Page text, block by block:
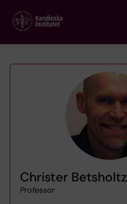
main
Christer Betsholtz
Professor